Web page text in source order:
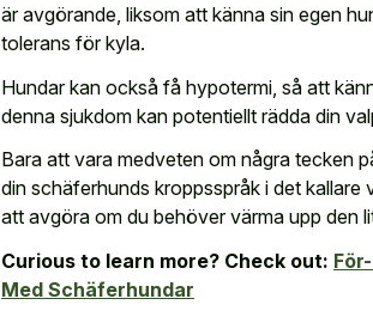
är avgörande, liksom att känna sin egen
tolerans för kyla.
Hundar kan också få hypotermi, så att
denna sjukdom kan potentiellt rädda din
Bara att vara medveten om några tecken
din schäferhunds kroppsspråk i det kallare
att avgöra om du behöver värma upp den
Curious to learn more? Check out:
Med Schäferhundar